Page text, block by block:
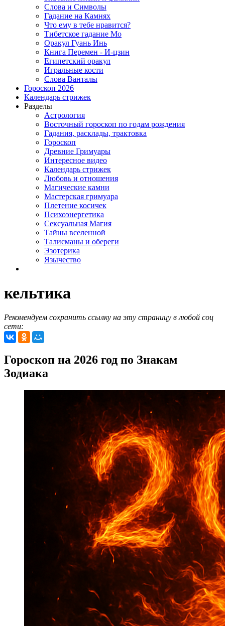
Слова и Символы
Гадание на Камнях
Что ему в тебе нравится?
Тибетское гадание Мо
Оракул Гуань Инь
Книга Перемен - И-цзин
Египетский оракул
Игральные кости
Слова Ванталы
Гороскоп 2026
Календарь стрижек
Разделы
Астрология
Восточный гороскоп по годам рождения
Гадания, расклады, трактовка
Гороскоп
Древние Гримуары
Интересное видео
Календарь стрижек
Любовь и отношения
Магические камни
Мастерская гримуара
Плетение косичек
Психоэнергетика
Сексуальная Магия
Тайны вселенной
Талисманы и обереги
Эзотерика
Язычество
кельтика
Рекомендуем сохранить ссылку на эту страницу в любой соц
сети:
Гороскоп на 2026 год по Знакам
Зодиака